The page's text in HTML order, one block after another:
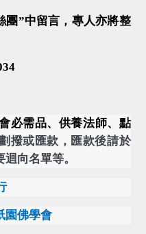
團”中留言，專人亦將整
必需品、供養法師、點
撥或匯款，匯款後請於
向名單等。
園佛學會